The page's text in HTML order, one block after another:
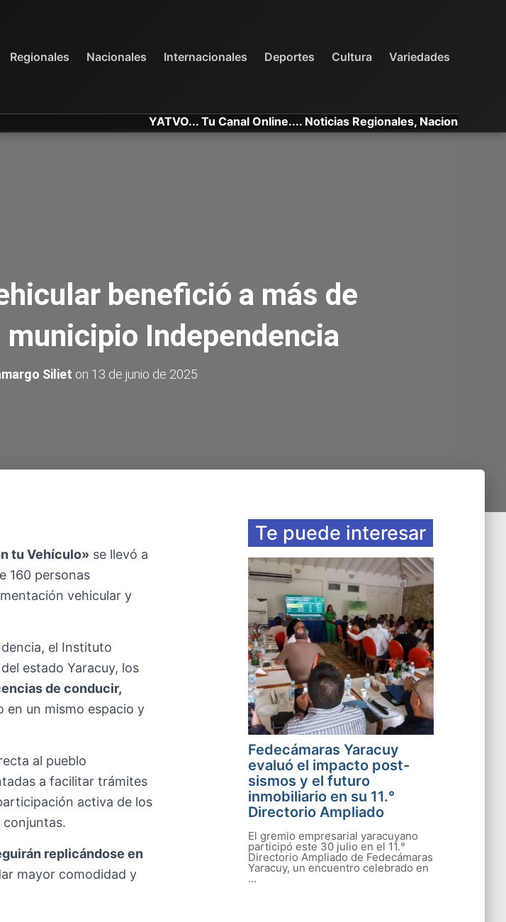
Regionales Nacionales Internacionales Deportes Cultura Variedades
YATVO... Tu Canal Online.... Noticias Regionales, Nacionales e
benefició a más de
Independencia
Siliet on 13 de junio de 2025
tu Vehículo» se llevó a
160 personas
vehicular y
el Instituto
estado Yaracuy, los
de conducir,
en un mismo espacio y
al pueblo
a facilitar trámites
activa de los
conjuntas.
replicándose en
mayor comodidad y
Te puede interesar
Fedecámaras Yaracuy
evaluó el impacto post-
sismos y el futuro
inmobiliario en su 11.°
Directorio Ampliado
El gremio empresarial yaracuyano
participó este 30 julio en el 11.°
Directorio Ampliado de Fedecámaras
Yaracuy, un encuentro celebrado en
...